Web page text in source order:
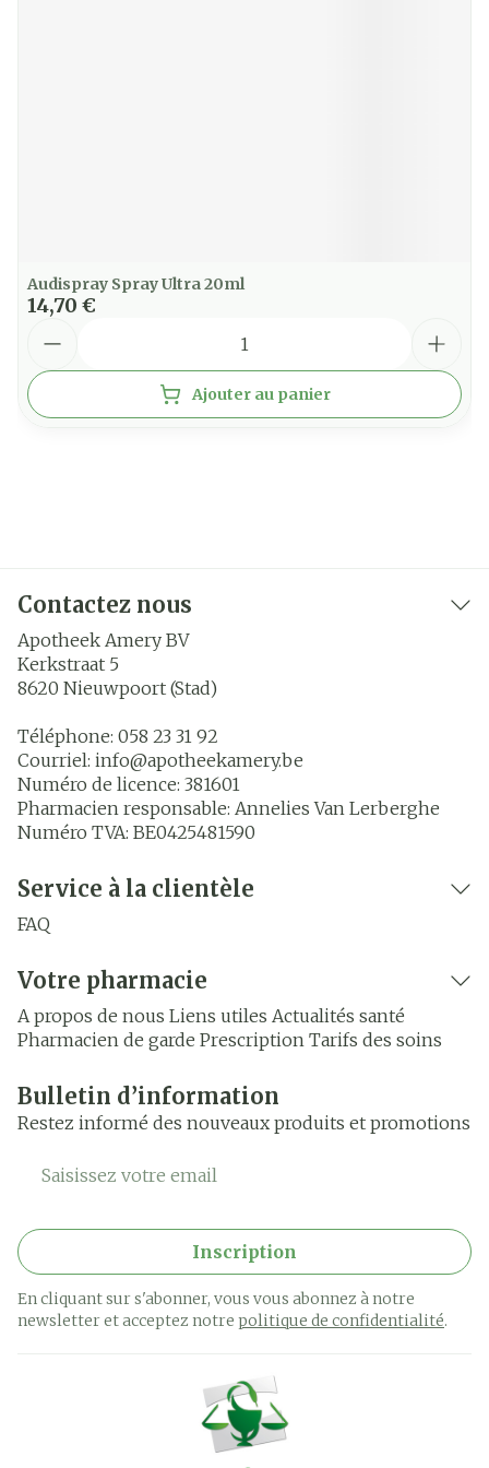
Audispray Spray Ultra 20ml
14,70 €
Ajouter au panier
Contactez nous
Apotheek Amery BV
Kerkstraat 5
8620 Nieuwpoort (Stad)
Téléphone: 058 23 31 92
Courriel: info@apotheekamery.be
Numéro de licence: 381601
Pharmacien responsable: Annelies Van Lerberghe
Numéro TVA: BE0425481590
Service à la clientèle
FAQ
Votre pharmacie
A propos de nous Liens utiles Actualités santé
Pharmacien de garde Prescription Tarifs des soins
Bulletin d’information
Restez informé des nouveaux produits et promotions
Adresse mail
Inscription
En cliquant sur s'abonner, vous vous abonnez à notre
newsletter et acceptez notre politique de confidentialité.